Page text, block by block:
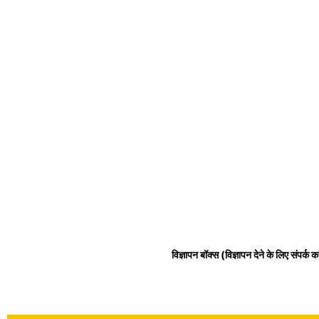
विज्ञापन बॉक्स (विज्ञापन देने के लिए